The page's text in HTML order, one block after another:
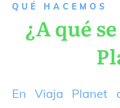
QUÉ HACEMOS
¿A qué
En Viaja Planet